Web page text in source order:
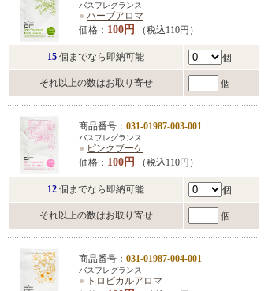
バスフレグランス
● ハーブアロマ
価格： 100円 （税込110円）
15 個までなら即納可能 個
それ以上の数はお取り寄せ 個
商品番号： 031-01987-003-001
バスフレグランス
● ピンクブーケ
価格： 100円 （税込110円）
12 個までなら即納可能 個
それ以上の数はお取り寄せ 個
商品番号： 031-01987-004-001
バスフレグランス
● トロピカルアロマ